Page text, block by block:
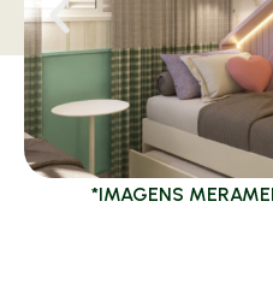
*IMAGENS